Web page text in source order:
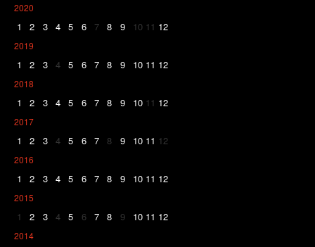
2020
1 2 3 4 5 6 7 8 9 10 11 12
2019
1 2 3 4 5 6 7 8 9 10 11 12
2018
1 2 3 4 5 6 7 8 9 10 11 12
2017
1 2 3 4 5 6 7 8 9 10 11 12
2016
1 2 3 4 5 6 7 8 9 10 11 12
2015
1 2 3 4 5 6 7 8 9 10 11 12
2014